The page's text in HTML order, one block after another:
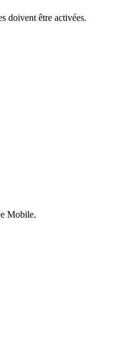
doivent être activées.
Mobile.